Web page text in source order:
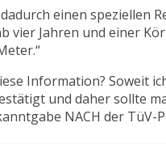
einen speziellen
vier Jahren und einer
Information? Soweit
und daher sollte
NACH der TüV-